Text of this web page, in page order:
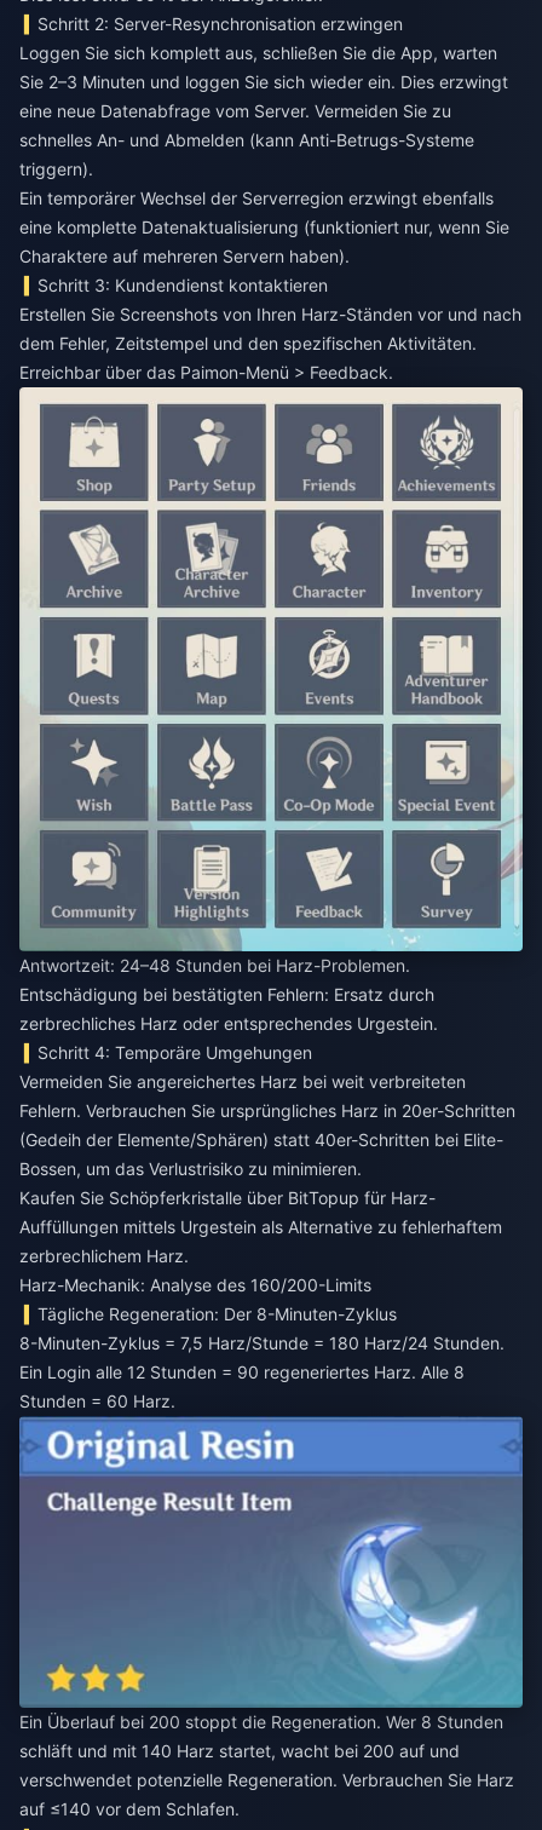
Schritt 2: Server-Resynchronisation erzwingen
Loggen Sie sich komplett aus, schließen Sie die App, warten
Sie 2–3 Minuten und loggen Sie sich wieder ein. Dies erzwingt
eine neue Datenabfrage vom Server. Vermeiden Sie zu
schnelles An- und Abmelden (kann Anti-Betrugs-Systeme
triggern).
Ein temporärer Wechsel der Serverregion erzwingt ebenfalls
eine komplette Datenaktualisierung (funktioniert nur, wenn Sie
Charaktere auf mehreren Servern haben).
Schritt 3: Kundendienst kontaktieren
Erstellen Sie Screenshots von Ihren Harz-Ständen vor und nach
dem Fehler, Zeitstempel und den spezifischen Aktivitäten.
Erreichbar über das Paimon-Menü > Feedback.
Antwortzeit: 24–48 Stunden bei Harz-Problemen.
Entschädigung bei bestätigten Fehlern: Ersatz durch
zerbrechliches Harz oder entsprechendes Urgestein.
Schritt 4: Temporäre Umgehungen
Vermeiden Sie angereichertes Harz bei weit verbreiteten
Fehlern. Verbrauchen Sie ursprüngliches Harz in 20er-Schritten
(Gedeih der Elemente/Sphären) statt 40er-Schritten bei Elite-
Bossen, um das Verlustrisiko zu minimieren.
Kaufen Sie Schöpferkristalle über BitTopup für Harz-
Auffüllungen mittels Urgestein als Alternative zu fehlerhaftem
zerbrechlichem Harz.
Harz-Mechanik: Analyse des 160/200-Limits
Tägliche Regeneration: Der 8-Minuten-Zyklus
8-Minuten-Zyklus = 7,5 Harz/Stunde = 180 Harz/24 Stunden.
Ein Login alle 12 Stunden = 90 regeneriertes Harz. Alle 8
Stunden = 60 Harz.
Ein Überlauf bei 200 stoppt die Regeneration. Wer 8 Stunden
schläft und mit 140 Harz startet, wacht bei 200 auf und
verschwendet potenzielle Regeneration. Verbrauchen Sie Harz
auf ≤140 vor dem Schlafen.